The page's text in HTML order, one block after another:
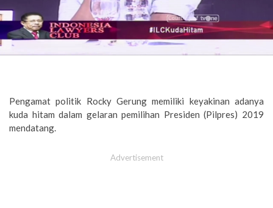
Pengamat politik Rocky Gerung memiliki keyakinan adanya
kuda hitam dalam gelaran pemilihan Presiden (Pilpres) 2019
mendatang.
Advertisement